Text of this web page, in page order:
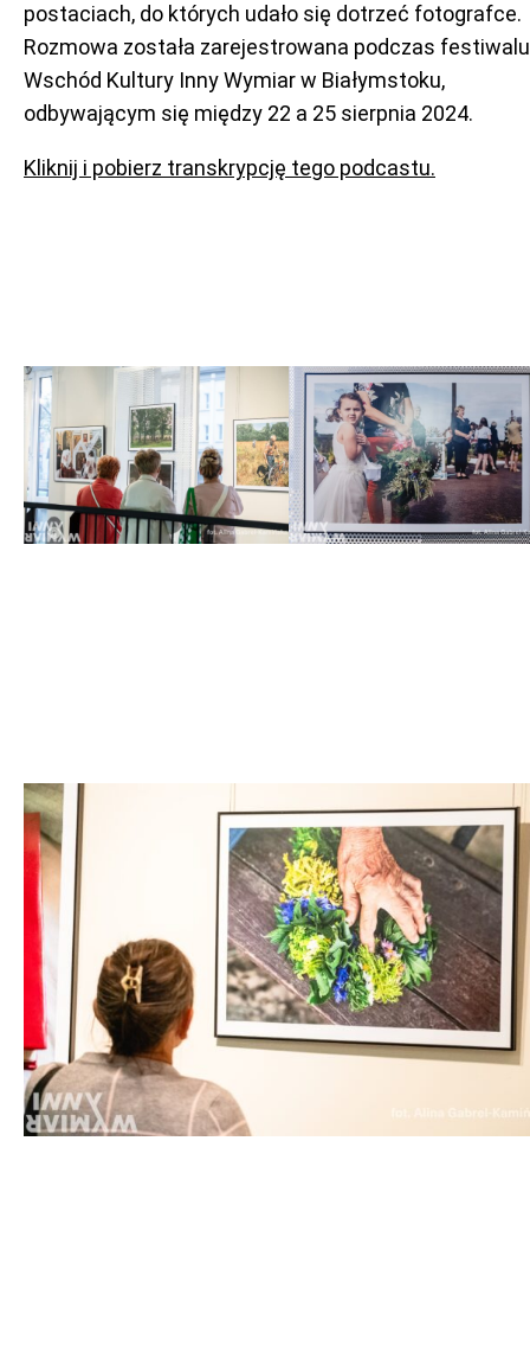
postaciach, do których udało się dotrzeć fotografce.
Rozmowa została zarejestrowana podczas festiwalu
Wschód Kultury Inny Wymiar w Białymstoku,
odbywającym się między 22 a 25 sierpnia 2024.
Kliknij i pobierz transkrypcję tego podcastu.